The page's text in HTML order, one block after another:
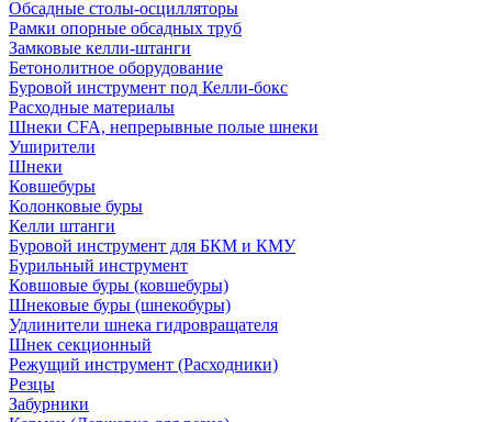
Обсадные столы-осцилляторы
Рамки опорные обсадных труб
Замковые келли-штанги
Бетонолитное оборудование
Буровой инструмент под Келли-бокс
Расходные материалы
Шнеки CFA, непрерывные полые шнеки
Уширители
Шнеки
Ковшебуры
Колонковые буры
Келли штанги
Буровой инструмент для БКМ и КМУ
Бурильный инструмент
Ковшовые буры (ковшебуры)
Шнековые буры (шнекобуры)
Удлинители шнека гидровращателя
Шнек секционный
Режущий инструмент (Расходники)
Резцы
Забурники